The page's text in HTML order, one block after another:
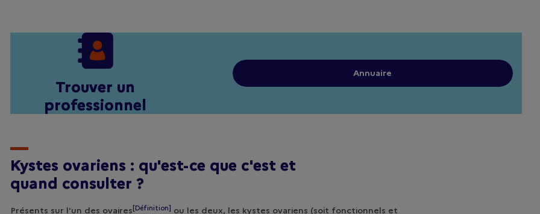
Trouver un
professionnel
Annuaire
Kystes ovariens : qu'est-ce que c'est et
quand consulter ?
Présents sur l'un des ovaires [Définition] ou les deux, les kystes ovariens (soit fonctionnels et